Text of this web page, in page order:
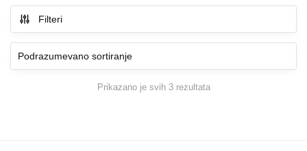
Filteri
Prikazano je svih 3 rezultata